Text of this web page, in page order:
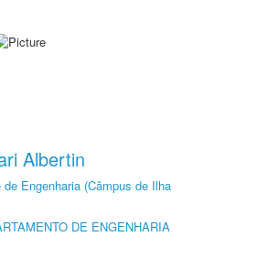
Albertin
de Engenharia (Câmpus de Ilha
DE ENGENHARIA